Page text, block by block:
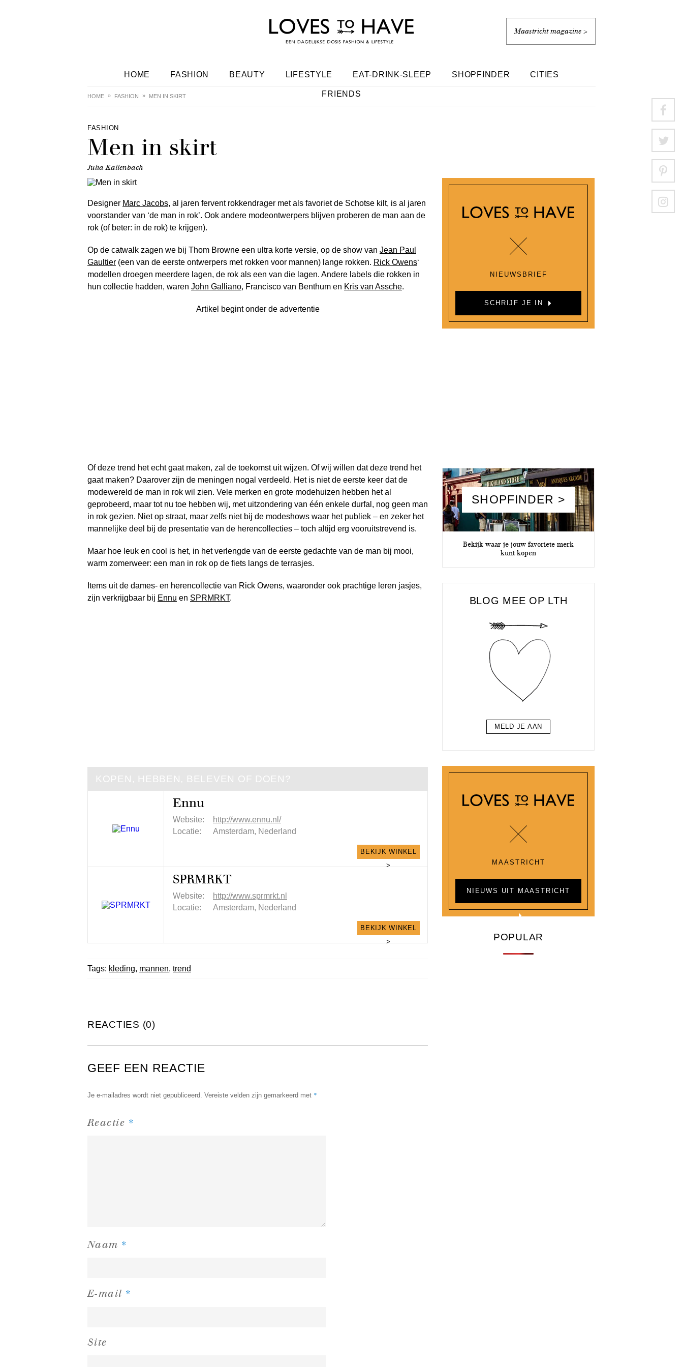
Maastricht magazine >
HOME FASHION BEAUTY LIFESTYLE EAT-DRINK-SLEEP SHOPFINDER CITIES
FRIENDS
HOME FASHION MEN IN SKIRT
FASHION
Men in skirt
Julia Kallenbach
Designer Marc Jacobs, al jaren fervent rokkendrager met als favoriet de Schotse kilt, is al jaren
voorstander van ‘de man in rok’. Ook andere modeontwerpers blijven proberen de man aan de
rok (of beter: in de rok) te krijgen).
Op de catwalk zagen we bij Thom Browne een ultra korte versie, op de show van Jean Paul
Gaultier (een van de eerste ontwerpers met rokken voor mannen) lange rokken. Rick Owens‘
modellen droegen meerdere lagen, de rok als een van die lagen. Andere labels die rokken in
hun collectie hadden, waren John Galliano, Francisco van Benthum en Kris van Assche.
Artikel begint onder de advertentie
Of deze trend het echt gaat maken, zal de toekomst uit wijzen. Of wij willen dat deze trend het
gaat maken? Daarover zijn de meningen nogal verdeeld. Het is niet de eerste keer dat de
modewereld de man in rok wil zien. Vele merken en grote modehuizen hebben het al
geprobeerd, maar tot nu toe hebben wij, met uitzondering van één enkele durfal, nog geen man
in rok gezien. Niet op straat, maar zelfs niet bij de modeshows waar het publiek – en zeker het
mannelijke deel bij de presentatie van de herencollecties – toch altijd erg vooruitstrevend is.
Maar hoe leuk en cool is het, in het verlengde van de eerste gedachte van de man bij mooi,
warm zomerweer: een man in rok op de fiets langs de terrasjes.
Items uit de dames- en herencollectie van Rick Owens, waaronder ook prachtige leren jasjes,
zijn verkrijgbaar bij Ennu en SPRMRKT.
KOPEN, HEBBEN, BELEVEN OF DOEN?
Ennu
Website:
http://www.ennu.nl/
Locatie:
Amsterdam, Nederland
BEKIJK WINKEL
>
SPRMRKT
Website:
http://www.sprmrkt.nl
Locatie:
Amsterdam, Nederland
BEKIJK WINKEL
>
Tags: kleding, mannen, trend
REACTIES (0)
GEEF EEN REACTIE
Je e-mailadres wordt niet gepubliceerd. Vereiste velden zijn gemarkeerd met *
Reactie *
Naam *
E-mail *
Site
NIEUWSBRIEF
SCHRIJF JE IN
SHOPFINDER >
Bekijk waar je jouw favoriete merk
kunt kopen
BLOG MEE OP LTH
MELD JE AAN
MAASTRICHT
NIEUWS UIT MAASTRICHT
POPULAR